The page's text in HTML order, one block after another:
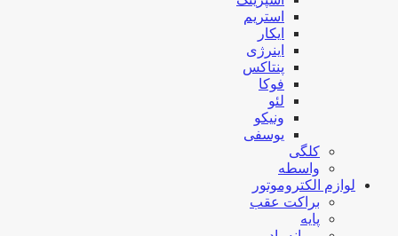
استریم
ایکار
اینرژی
پنتاکس
فوکا
لئو
ونیکو
یوسفی
کلگی
واسطه
لوازم الکتروموتور
براکت عقب
پایه